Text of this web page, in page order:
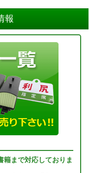
報
籍まで対応しておりま